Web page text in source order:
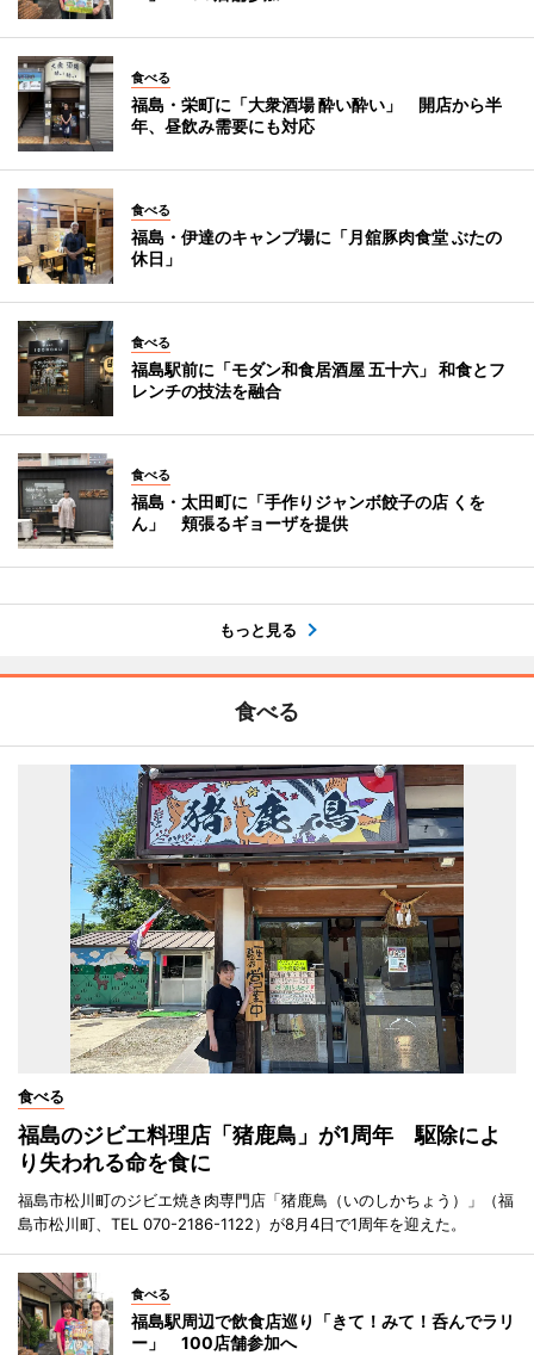
食べる
福島・栄町に「大衆酒場 酔い酔い」 開店から半
年、昼飲み需要にも対応
食べる
福島・伊達のキャンプ場に「月舘豚肉食堂 ぶたの
休日」
食べる
福島駅前に「モダン和食居酒屋 五十六」 和食とフ
レンチの技法を融合
食べる
福島・太田町に「手作りジャンボ餃子の店 くを
ん」 頬張るギョーザを提供
もっと見る
食べる
食べる
福島のジビエ料理店「猪鹿鳥」が1周年 駆除によ
り失われる命を食に
福島市松川町のジビエ焼き肉専門店「猪鹿鳥（いのしかちょう）」（福
島市松川町、TEL 070-2186-1122）が8月4日で1周年を迎えた。
食べる
福島駅周辺で飲食店巡り「きて！みて！呑んでラリ
ー」 100店舗参加へ